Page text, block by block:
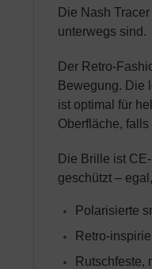
Die Nash
unterwegs sind.
Der Retro-
Bewegung. Die
ist optimal für
Oberfläche,
Die Brille ist
geschützt –
Polarisierte
Retro-
Rutschfeste,